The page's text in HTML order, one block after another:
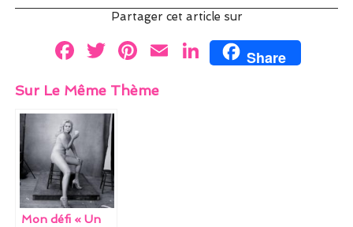
Partager cet article sur
F
ce
o
o
k
T
w
itt
er
Pi
er
E Li
n
Share
Sur Le Même Thème
Mon défi « Un